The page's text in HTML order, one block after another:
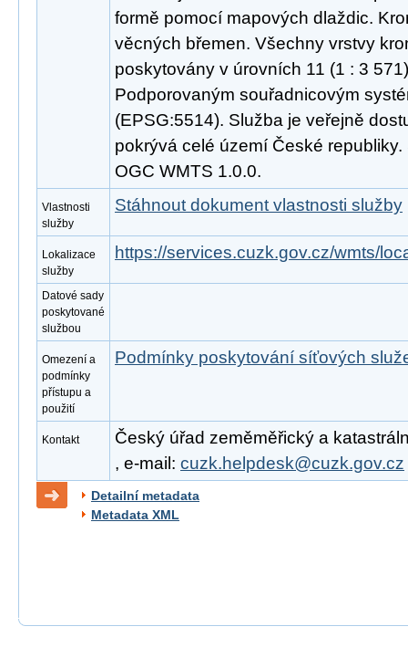
formě pomocí mapových dlaždic.
věcných břemen. Všechny vrstvy
poskytovány v úrovních 11 (1 : 3
Podporovaným souřadnicovým
(EPSG:5514). Služba je veřejně
pokrývá celé území České
OGC WMTS 1.0.0.
Vlastnosti
služby
Stáhnout dokument vlastnosti služby
Lokalizace
služby
https://services.cuzk.gov.cz/wmts/
Datové sady
poskytované
službou
Omezení a
podmínky
přístupu a
použití
Podmínky poskytování síťových
Kontakt
Český úřad zeměměřický a
, e-mail: cuzk.helpdesk@cuzk.gov.cz
Detailní metadata
Metadata XML